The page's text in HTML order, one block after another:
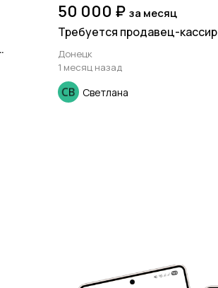
50 000 ₽ за месяц
Требуется продавец-кассир
Донецк
1 месяц назад
Светлана